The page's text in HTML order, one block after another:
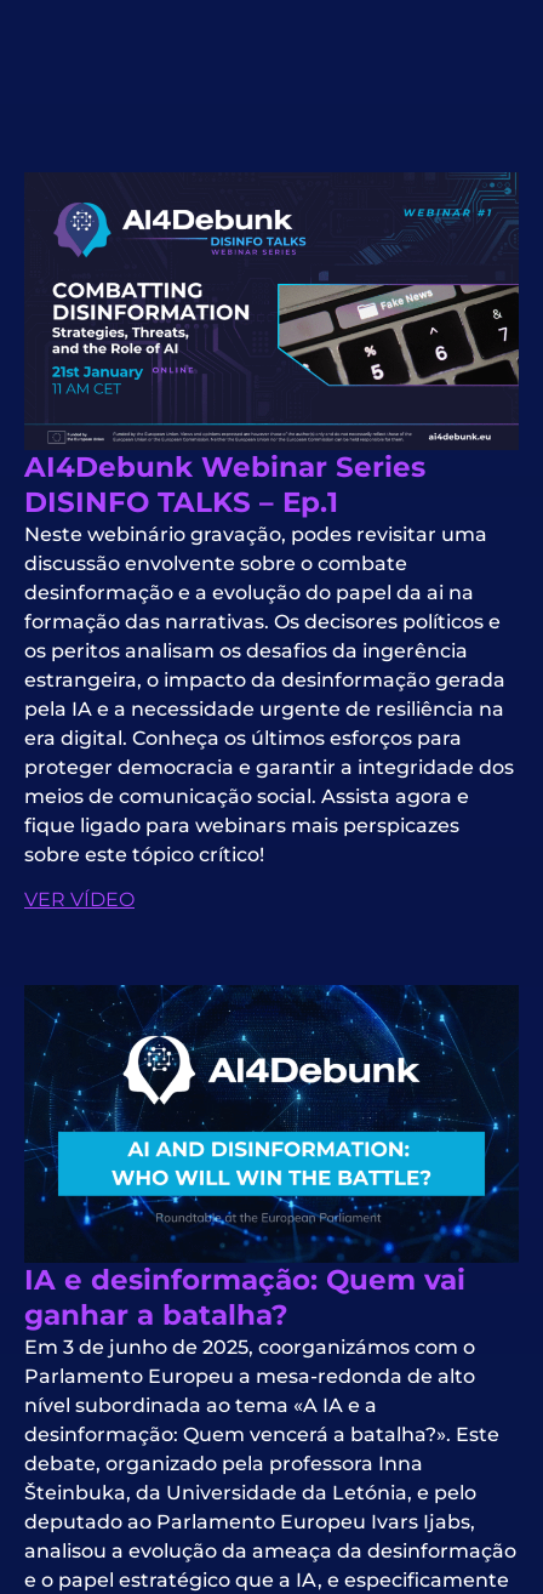
AI4Debunk Webinar Series
DISINFO TALKS – Ep.1
Neste webinário gravação, podes revisitar uma
discussão envolvente sobre o combate
desinformação e a evolução do papel da ai na
formação das narrativas. Os decisores políticos e
os peritos analisam os desafios da ingerência
estrangeira, o impacto da desinformação gerada
pela IA e a necessidade urgente de resiliência na
era digital. Conheça os últimos esforços para
proteger democracia e garantir a integridade dos
meios de comunicação social. Assista agora e
fique ligado para webinars mais perspicazes
sobre este tópico crítico!
VER VÍDEO
IA e desinformação: Quem vai
ganhar a batalha?
Em 3 de junho de 2025, coorganizámos com o
Parlamento Europeu a mesa-redonda de alto
nível subordinada ao tema «A IA e a
desinformação: Quem vencerá a batalha?». Este
debate, organizado pela professora Inna
Šteinbuka, da Universidade da Letónia, e pelo
deputado ao Parlamento Europeu Ivars Ijabs,
analisou a evolução da ameaça da desinformação
e o papel estratégico que a IA, e especificamente